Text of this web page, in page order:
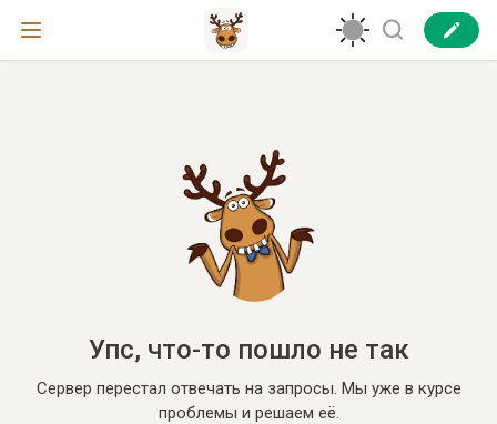
Упс, что-то пошло не так
Сервер перестал отвечать на запросы. Мы уже в курсе
проблемы и решаем её.